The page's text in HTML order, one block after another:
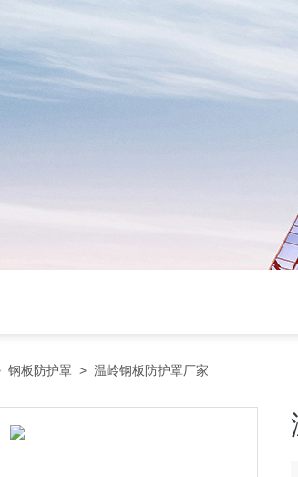
钢板防护罩 > 温岭钢板防护罩厂家